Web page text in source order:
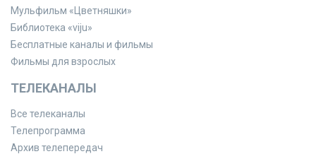
Мульфильм «Цветняшки»
Библиотека «viju»
Бесплатные каналы и фильмы
Фильмы для взрослых
ТЕЛЕКАНАЛЫ
Все телеканалы
Телепрограмма
Архив телепередач